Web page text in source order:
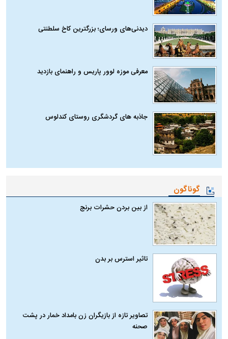
دیدنی‌های ورسای؛ بزرگترین کاخ سلطنتی
معرفی موزه لوور پاریس و راهنمای بازدید
جاذبه های گردشگری روستای کندلوس
گوناگون
از بین بردن حشرات برنج
تاثیر استرس بر بدن
تصاویر تازه از بازیگران زن بامداد خمار در پشت
صحنه